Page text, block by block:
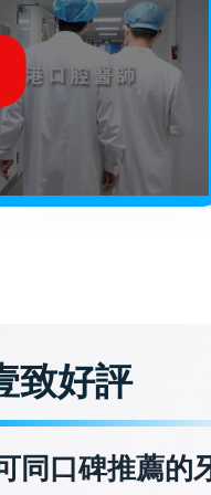
致好評
同口碑推薦的